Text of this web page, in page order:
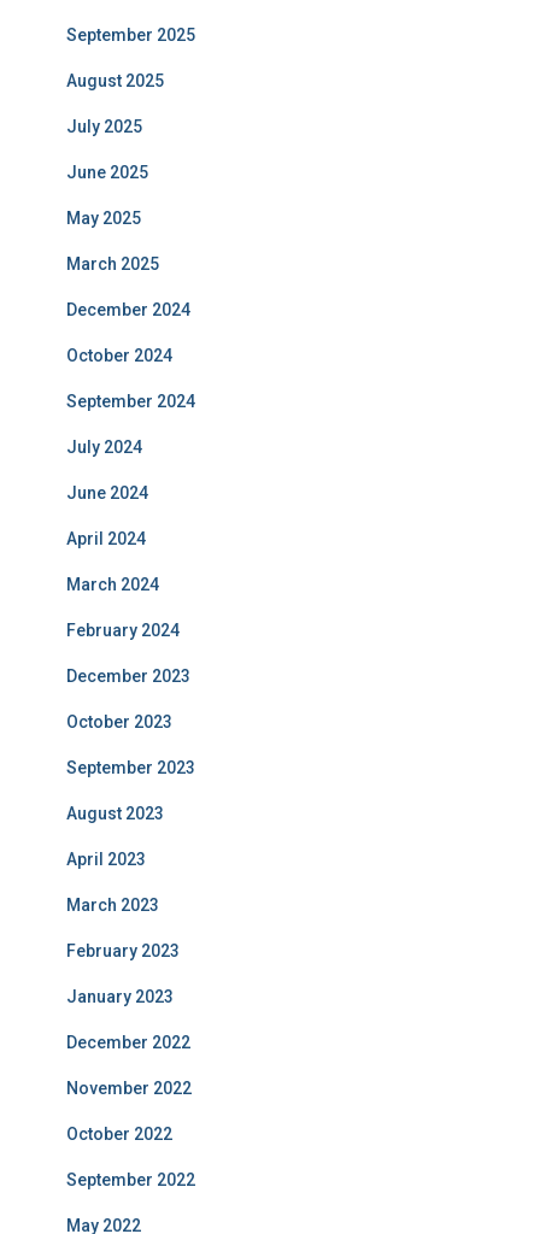
September 2025
August 2025
July 2025
June 2025
May 2025
March 2025
December 2024
October 2024
September 2024
July 2024
June 2024
April 2024
March 2024
February 2024
December 2023
October 2023
September 2023
August 2023
April 2023
March 2023
February 2023
January 2023
December 2022
November 2022
October 2022
September 2022
May 2022